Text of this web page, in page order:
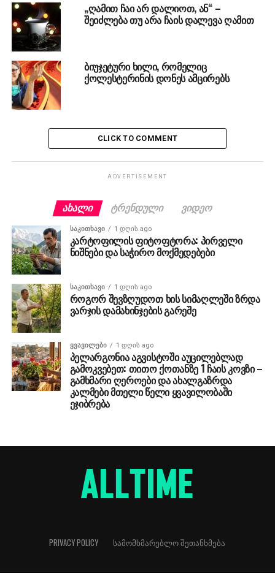
„ღამით ჩაი არ დალიოთ, ან“ –
შეიძლება თუ არა ჩაის დალევა ღამით
ბიუჯეტური ხილი, რომელიც
ქოლესტერინის დონეს ამცირებს
CLICK TO COMMENT
ADVERTISEMENT
ᲐᲮᲐᲚᲘ ᲢᲠᲔᲜᲓᲣᲚᲘ ᲕᲘᲓᲔᲝ
ᲡᲐᲙᲘᲗᲮᲐᲕᲘ 1 დღის ago
კარტოფილის ფიტოფტორა: პირველი
ნიშნები და საჭირო მოქმედებები
ᲡᲐᲙᲘᲗᲮᲐᲕᲘ 1 დღის ago
როგორ შევზღუდოთ ხის სიმაღლეში ზრდა
ვარჯის დამახინჯების გარეშე
ᲧᲕᲐᲕᲘᲚᲔᲑᲘ 1 დღის ago
პელარგონია აგვისტოში აუცილებლად
გამოკვებეთ: თითო ქოთანზე 1 ჩაის კოვზი –
გამხმარი ღეროები და ახალგაზრდა
კალმები მთელი წელი ყვავილობაში
ეჯიბრება
PRIVACY POLICY ᲡᲐᲛᲝᲛᲮᲛᲐᲠᲔᲑᲚᲝ ᲨᲔᲗᲐᲜᲮᲛᲔᲑᲐ